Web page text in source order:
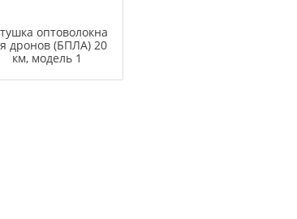
оптоволокна
дронов (БПЛА) 20
км, модель 1